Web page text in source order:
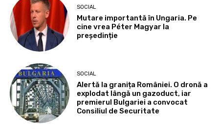
SOCIAL
Mutare importantă în Ungaria. Pe
cine vrea Péter Magyar la
președinție
SOCIAL
Alertă la granița României. O dronă a
explodat lângă un gazoduct, iar
premierul Bulgariei a convocat
Consiliul de Securitate